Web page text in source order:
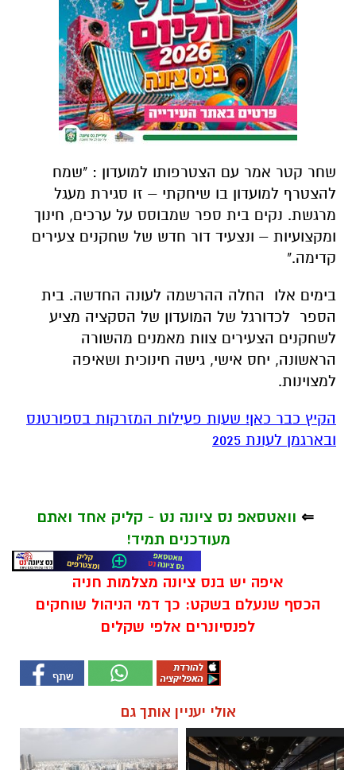
שחר קטר אמר עם הצטרפותו למועדון : "שמח
להצטרף למועדון בו שיחקתי – זו סגירת מעגל
מרגשת. נקים בית ספר שמבוסס על ערכים, חינוך
ומקצועיות – ונצעיד דור חדש של שחקנים צעירים
קדימה."
בימים אלו החלה ההרשמה לעונה החדשה. בית
הספר לכדורגל של המועדון של הסקציה מציע
לשחקנים הצעירים צוות מאמנים מהשורה
הראשונה, יחס אישי, גישה חינוכית ושאיפה
למצוינות.
הקיץ כבר כאן! שעות פעילות המזרקות בספורטנס
ובארגמן לעונת 2025
⇐ וואטסאפ נס ציונה נט - קליק אחד ואתם
מעודכנים תמיד!
איפה יש בנס ציונה מצלמות חניה
הכסף שנעלם בשקט: כך דמי הניהול שוחקים
לפנסיונרים אלפי שקלים
אולי יעניין אותך גם